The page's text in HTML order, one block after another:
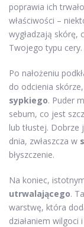
poprawia ich
właściwości –
wygładzają skórę,
Twojego typu cery.
Po nałożeniu
do odcienia
sypkiego. Puder
sebum, co jest
lub tłustej.
dnia, zwłaszcza w
błyszczenie.
Na koniec,
utrwalającego.
warstwę, która
działaniem